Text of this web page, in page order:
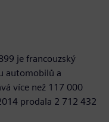
je francouzský
automobilů a
více než 117 000
prodala 2 712 432